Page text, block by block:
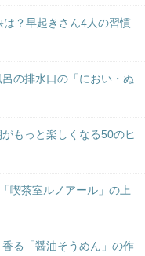
？早起きさん4人の習慣
の排水口の「におい・ぬ
もっと楽しくなる50のヒ
喫茶室ルノアール」の上
る「醤油そうめん」の作